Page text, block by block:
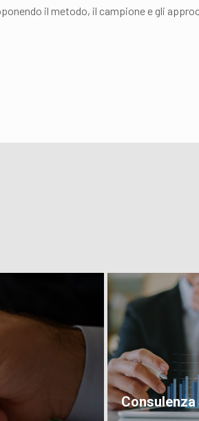
il metodo, il campione e gli